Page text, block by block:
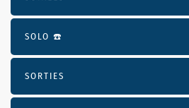
SOLO ☎️
SORTIES